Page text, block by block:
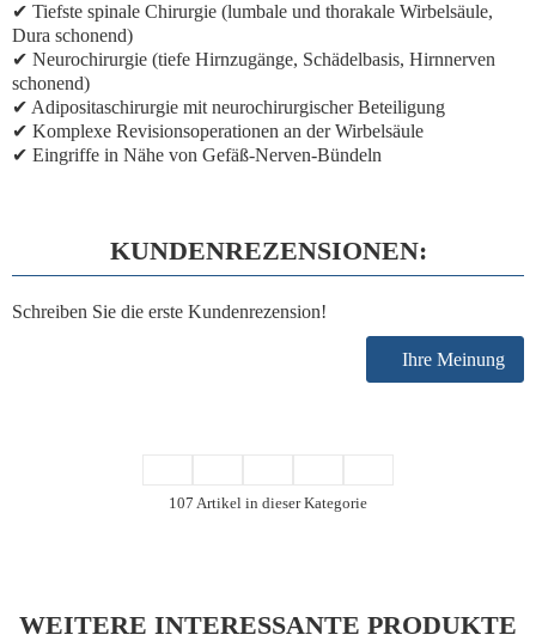
✔ Tiefste spinale Chirurgie (lumbale und thorakale Wirbelsäule,
Dura schonend)
✔ Neurochirurgie (tiefe Hirnzugänge, Schädelbasis, Hirnnerven
schonend)
✔ Adipositaschirurgie mit neurochirurgischer Beteiligung
✔ Komplexe Revisionsoperationen an der Wirbelsäule
✔ Eingriffe in Nähe von Gefäß-Nerven-Bündeln
KUNDENREZENSIONEN:
Schreiben Sie die erste Kundenrezension!
Ihre Meinung
107 Artikel in dieser Kategorie
WEITERE INTERESSANTE PRODUKTE